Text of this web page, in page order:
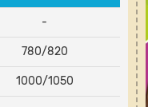
-
780/820
1000/1050